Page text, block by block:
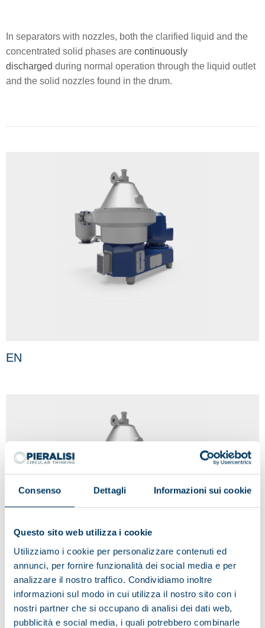
Consenso Dettagli Informazioni sui cookie
Questo sito web utilizza i cookie
Utilizziamo i cookie per personalizzare contenuti ed
annunci, per fornire funzionalità dei social media e per
analizzare il nostro traffico. Condividiamo inoltre
informazioni sul modo in cui utilizza il nostro sito con i
nostri partner che si occupano di analisi dei dati web,
pubblicità e social media, i quali potrebbero combinarle
In separators with nozzles, both the clarified liquid and the
concentrated solid phases are continuously
discharged during normal operation through the liquid outlet
and the solid nozzles found in the drum.
EN
CH